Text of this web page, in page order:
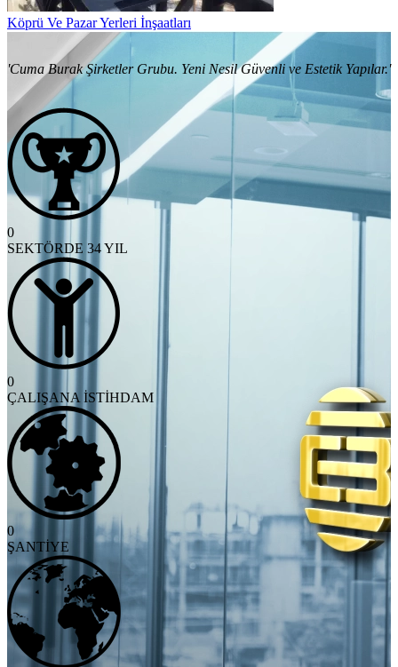
Köprü Ve Pazar Yerleri İnşaatları
'Cuma Burak Şirketler Grubu. Yeni Nesil Güvenli ve Estetik Yapılar.'
0
SEKTÖRDE 34 YIL
0
ÇALIŞANA İSTİHDAM
0
ŞANTİYE